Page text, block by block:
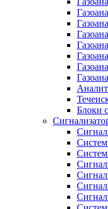
Блоки